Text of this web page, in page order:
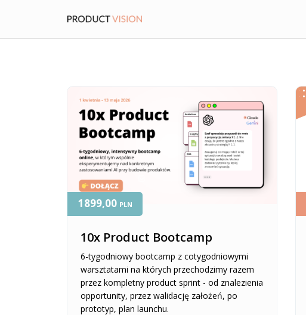
10x Product Bootcamp
6-tygodniowy bootcamp z cotygodniowymi
warsztatami na których przechodzimy razem
przez kompletny product sprint - od znalezienia
opportunity, przez walidację założeń, po
prototyp, plan launchu.
1899,00 PLN